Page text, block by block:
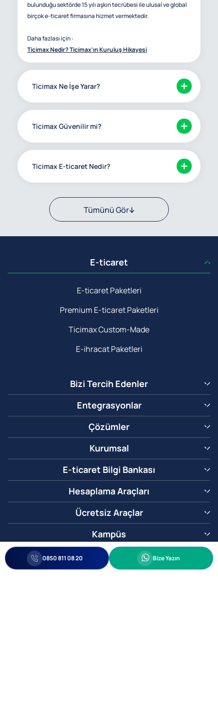
bulunduğu sektörde 15 yılı aşkın tecrübesi ile ulusal ve global
birçok e-ticaret firmasına hizmet vermektedir.
Daha fazlası için :
Ticimax Nedir? Ticimax'ın Kuruluş Hikayesi
Ticimax Ne İşe Yarar?
Ticimax Güvenilir mi?
Ticimax E-ticaret Nedir?
Tümünü Gör
E-ticaret
E-ticaret Paketleri
Premium E-ticaret Paketleri
Ticimax Custom-Made
E-ihracat Paketleri
Bizi Tercih Edenler
Entegrasyonlar
Çözümler
Kurumsal
E-ticaret Bilgi Bankası
Hesaplama Araçları
Ücretsiz Araçlar
Kampüs
0850 811 08 20 Whatsapp
Bize Yazın
0850 811 08 20